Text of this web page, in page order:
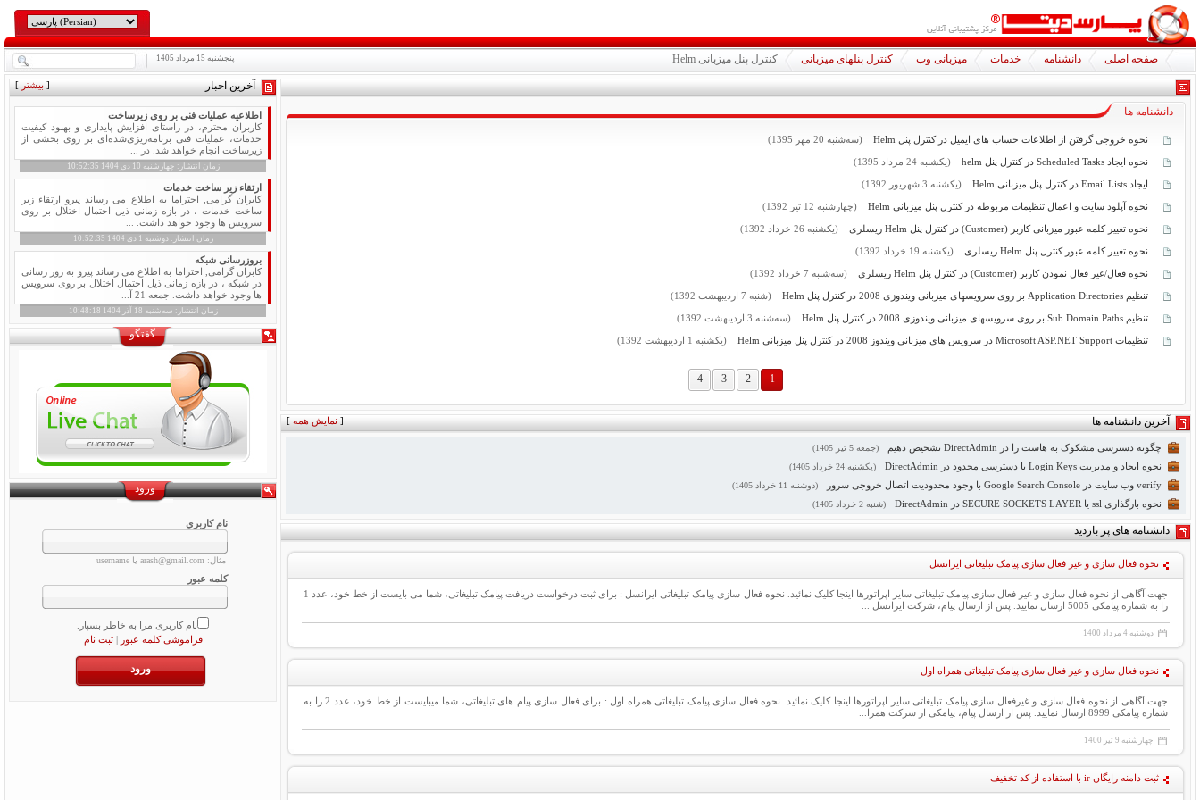
پنجشنبه 15 مرداد 1405 صفحه اصلی دانشنامه خدمات میزبانی وب کنترل پنلهای میزبانی کنترل پنل میزبانی Helm
آخرین اخبار [ بیشتر ]
اطلاعیه عملیات فنی بر روی زیرساخت
کاربران محترم، در راستای افزایش پایداری و بهبود کیفیت
خدمات، عملیات فنی برنامه‌ریزی‌شده‌ای بر روی بخشی از
زیرساخت انجام خواهد شد. در ...
زمان انتشار: چهارشنبه 10 دی 1404 10:52:35
ارتقاء زیر ساخت خدمات
کابران گرامی, احتراما به اطلاع می رساند پیرو ارتقاء زیر
ساخت خدمات ، در بازه زمانی ذیل احتمال اختلال بر روی
سرویس ها وجود خواهد داشت. ...
زمان انتشار:دوشنبه 1 دی 1404 10:52:35
بروزرسانی شبکه
کابران گرامی, احتراما به اطلاع می رساند پیرو به روز رسانی
در شبکه ، در بازه زمانی ذیل احتمال اختلال بر روی سرویس
ها وجود خواهد داشت. جمعه 21 آ...
زمان انتشار: سه‌شنبه 18 آذر 1404 10:48:18
گفتگو
ورود
نام کاربري
مثال: arash@gmail.com یا username
کلمه عبور
نام کاربری مرا به خاطر بسپار.
فراموشی کلمه عبور |ثبت نام
دانشنامه ها
نحوه خروجی گرفتن از اطلاعات حساب های ایمیل در کنترل پنل Helm (سه‌شنبه 20 مهر 1395)
نحوه ایجاد Scheduled Tasks در کنترل پنل helm (یکشنبه 24 مرداد 1395)
ايجاد Email Lists در كنترل پنل میزبانی Helm (یکشنبه 3 شهریور 1392)
نحوه آپلود سایت و اعمال تنظیمات مربوطه در کنترل پنل میزبانی Helm (چهارشنبه 12 تیر 1392)
نحوه تغییر کلمه عبور میزبانی کاربر (Customer) در کنترل پنل Helm ریسلری (یکشنبه 26 خرداد 1392)
نحوه تغییر کلمه عبور کنترل پنل Helm ریسلری (یکشنبه 19 خرداد 1392)
نحوه فعال/غیر فعال نمودن کاربر (Customer) در کنترل پنل Helm ریسلری (سه‌شنبه 7 خرداد 1392)
تنظیم Application Directories بر روی سرویسهای میزبانی ویندوزی 2008 در کنترل پنل Helm (شنبه 7 اردیبهشت 1392)
تنظیم Sub Domain Paths بر روی سرویسهای میزبانی ویندوزی 2008 در کنترل پنل Helm (سه‌شنبه 3 اردیبهشت 1392)
تنظیمات Microsoft ASP.NET Support در سرویس های میزبانی ویندوز 2008 در کنترل پنل میزبانی Helm (یکشنبه 1 اردیبهشت 1392)
1
2
3
4
آخرین دانشنامه ها [ نمایش همه ]
چگونه دسترسی مشکوک به هاست را در DirectAdmin تشخیص دهیم (جمعه 5 تیر 1405)
نحوه ایجاد و مدیریت Login Keys با دسترسی محدود در DirectAdmin (یکشنبه 24 خرداد 1405)
verify وب سایت در Google Search Console با وجود محدودیت اتصال خروجی سرور (دوشنبه 11 خرداد 1405)
نحوه بارگذاری ssl یا SECURE SOCKETS LAYER در DirectAdmin (شنبه 2 خرداد 1405)
دانشنامه های پر بازدید
نحوه فعال سازی و غیر فعال سازی پیامک تبلیغاتی ایرانسل
جهت آگاهی از نحوه فعال سازی و غیر فعال سازی پیامک تبلیغاتی سایر اپراتورها اینجا کلیک نمائید. نحوه فعال سازی پیامک تبلیغاتی ایرانسل : برای ثبت درخواست دریافت پیامک تبلیغاتی، شما می بایست از خط خود، عدد 1
را به شماره پیامکی 5005 ارسال نمایید. پس از ارسال پیام، شرکت ایرانسل ...
دوشنبه 4 مرداد 1400
نحوه فعال سازی و غیر فعال سازی پیامک تبلیغاتی همراه اول
جهت آگاهی از نحوه فعال سازی و غیرفعال سازی پیامک تبلیغاتی سایر اپراتورها اینجا کلیک نمائید. نحوه فعال سازی پیامک تبلیغاتی همراه اول : برای فعال سازی پیام های تبلیغاتی، شما میبایست از خط خود، عدد 2 را به
شماره پیامکی 8999 ارسال نمایید. پس از ارسال پیام، پیامکی از شرکت همرا...
چهارشنبه 9 تیر 1400
ثبت دامنه رایگان ir با استفاده از کد تخفیف